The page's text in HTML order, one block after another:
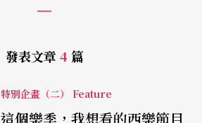
發表文章 4 篇
特別企畫（二） Feature
這個樂季，我想看的西樂節目